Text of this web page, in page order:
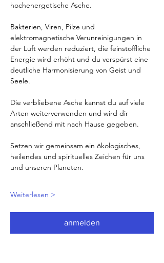
hochenergetische Asche.
Bakterien, Viren, Pilze und
elektromagnetische Verunreinigungen in
der Luft werden reduziert, die feinstoffliche
Energie wird erhöht und du verspürst eine
deutliche Harmonisierung von Geist und
Seele.
Die verbliebene Asche kannst du auf viele
Arten weiterverwenden und wird dir
anschließend mit nach Hause gegeben.
Setzen wir gemeinsam ein ökologisches,
heilendes und spirituelles Zeichen für uns
und unseren Planeten.
Weiterlesen >
anmelden